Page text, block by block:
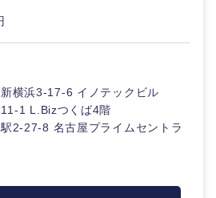
横浜3-17-6 イノテックビル
1 L.Bizつくば4階
2-27-8 名古屋プライムセントラ